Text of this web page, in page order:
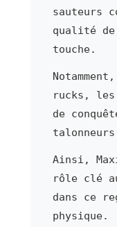
sauteurs
qualité de
touche.
rucks, les
de
Ainsi,
rôle clé
dans ce
physique.